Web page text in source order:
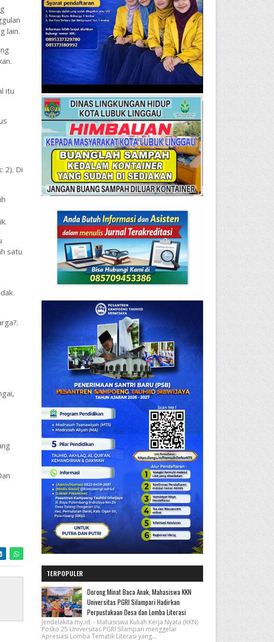
lain.
itu
2). Di
satu
TERPOPULER
Dorong Minat Baca Anak, Mahasiswa KKN
Universitas PGRI Silampari Hadirkan
Perpustakaan Desa dan Lomba Literasi
Jendelakita.my.id. - Mahasiswa Kuliah Kerja Nyata (KKN)
Posko 25 Universitas PGRI Silampari menggelar
Apresiasi Lomba Tematik Literasi yang...